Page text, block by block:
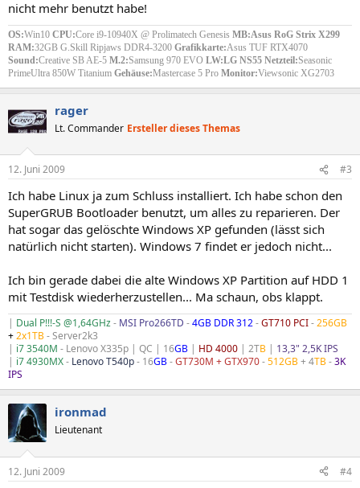
nicht mehr benutzt habe!
OS:Win10 CPU:Core i9-10940X @ Prolimatech Genesis MB:Asus RoG Strix X299
RAM:32GB G.Skill Ripjaws DDR4-3200 Grafikkarte:Asus TUF RTX4070
Sound:Creative SB AE-5 M.2:Samsung 970 EVO LW:LG NS55 Netzteil:Seasonic
PrimeUltra 850W Titanium Gehäuse:Mastercase 5 Pro Monitor:Viewsonic XG2703
rager
Lt. Commander Ersteller dieses Themas
12. Juni 2009 #3
Ich habe Linux ja zum Schluss installiert. Ich habe schon den
SuperGRUB Bootloader benutzt, um alles zu reparieren. Der
hat sogar das gelöschte Windows XP gefunden (lässt sich
natürlich nicht starten). Windows 7 findet er jedoch nicht...
Ich bin gerade dabei die alte Windows XP Partition auf HDD 1
mit Testdisk wiederherzustellen... Ma schaun, obs klappt.
| Dual P!!!-S @1,64GHz- MSI Pro266TD -4GB DDR 312-GT710 PCI-256GB
+2x1TB- Server2k3
| i7 3540M - Lenovo X335p | QC | 16GB | HD 4000 | 2TB | 13,3" 2,5K IPS
| i7 4930MX- Lenovo T540p- 16GB-GT730M + GTX970-512GB+ 4TB-3K
IPS
ironmad
Lieutenant
12. Juni 2009 #4